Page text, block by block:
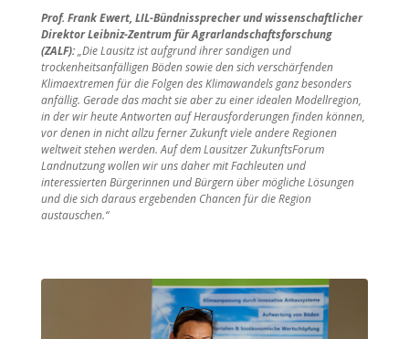
Prof. Frank Ewert, LIL-Bündnissprecher und wissenschaftlicher
Direktor Leibniz-Zentrum für Agrarlandschaftsforschung
(ZALF):„Die Lausitz ist aufgrund ihrer sandigen und
trockenheitsanfälligen Böden sowie den sich verschärfenden
Klimaextremen für die Folgen des Klimawandels ganz besonders
anfällig. Gerade das macht sie aber zu einer idealen Modellregion,
in der wir heute Antworten auf Herausforderungen finden können,
vor denen in nicht allzu ferner Zukunft viele andere Regionen
weltweit stehen werden. Auf dem Lausitzer ZukunftsForum
Landnutzung wollen wir uns daher mit Fachleuten und
interessierten Bürgerinnen und Bürgern über mögliche Lösungen
und die sich daraus ergebenden Chancen für die Region
austauschen.“